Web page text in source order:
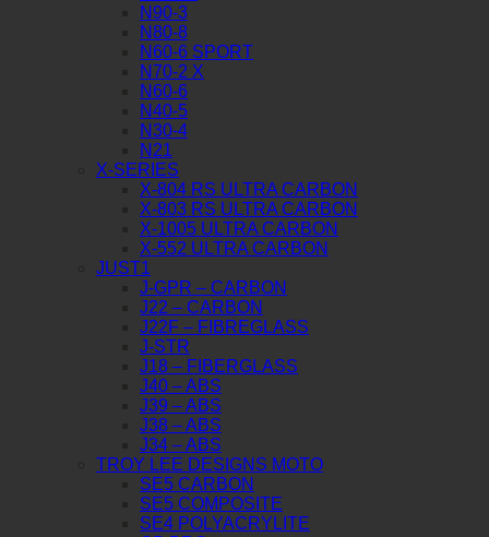
N90-3
N80-8
N60-6 SPORT
N70-2 X
N60-6
N40-5
N30-4
N21
X-SERIES
X-804 RS ULTRA CARBON
X-803 RS ULTRA CARBON
X-1005 ULTRA CARBON
X-552 ULTRA CARBON
JUST1
J-GPR – CARBON
J22 – CARBON
J22F – FIBREGLASS
J-STR
J18 – FIBERGLASS
J40 – ABS
J39 – ABS
J38 – ABS
J34 – ABS
TROY LEE DESIGNS MOTO
SE5 CARBON
SE5 COMPOSITE
SE4 POLYACRYLITE